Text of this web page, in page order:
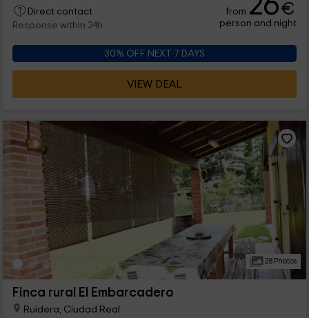
Direct contact
Response within 24h
from €
person and night
30% OFF NEXT 7 DAYS
VIEW DEAL
28 Photos
Finca rural El Embarcadero
Ruidera, Ciudad Real